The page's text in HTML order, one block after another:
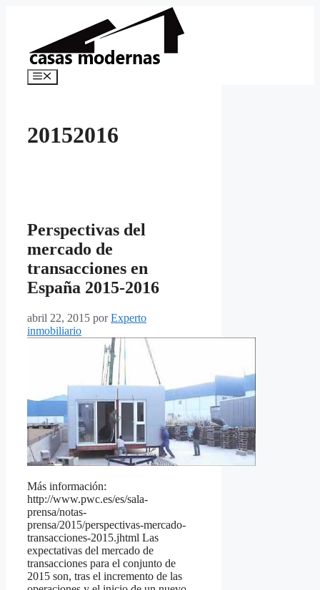
Menú
20152016
Perspectivas del
mercado de
transacciones en
España 2015-2016
abril 22, 2015 porExperto
inmobiliario
Más información:
http://www.pwc.es/es/sala-
prensa/notas-
prensa/2015/perspectivas-mercado-
transacciones-2015.jhtml Las
expectativas del mercado de
transacciones para el conjunto de
2015 son, tras el incremento de las